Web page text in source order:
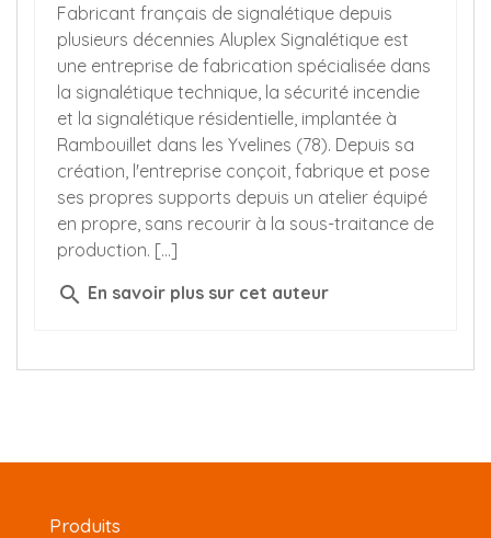
Fabricant français de signalétique depuis
plusieurs décennies Aluplex Signalétique est
une entreprise de fabrication spécialisée dans
la signalétique technique, la sécurité incendie
et la signalétique résidentielle, implantée à
Rambouillet dans les Yvelines (78). Depuis sa
création, l'entreprise conçoit, fabrique et pose
ses propres supports depuis un atelier équipé
en propre, sans recourir à la sous-traitance de
production. [...]
search En savoir plus sur cet auteur
Produits